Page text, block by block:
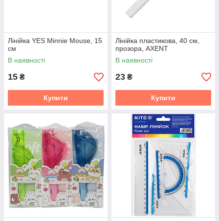
Лінійка YES Minnie Mouse, 15
см
В наявності
15 ₴
Купити
Лінійка пластикова, 40 см,
прозора, AXENT
В наявності
23 ₴
Купити